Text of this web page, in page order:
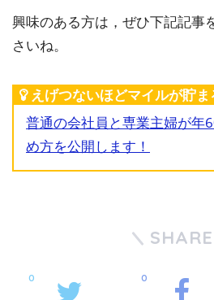
興味のある方は，ぜひ下記記事
さいね。
えげつないほどマイルが貯ま
普通の会社員と専業主婦が年
め方を公開します！
SHARE
0 0